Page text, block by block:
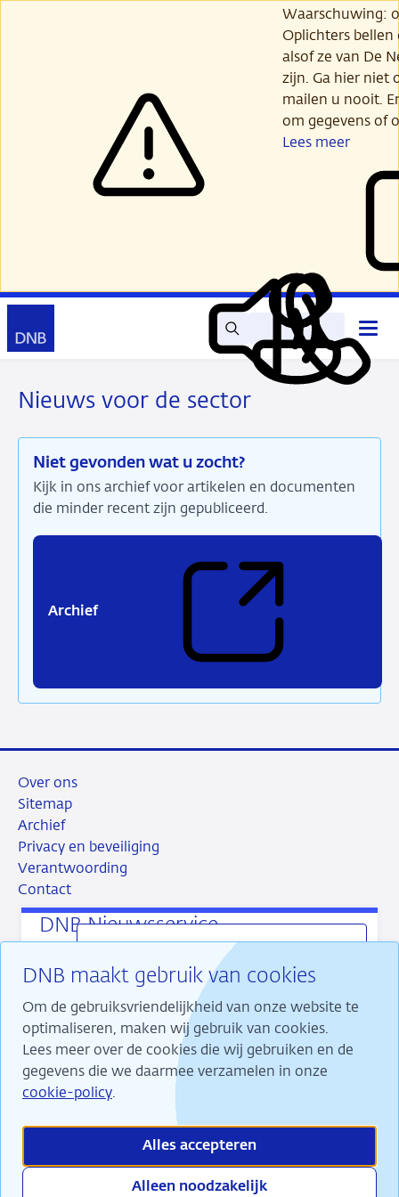
Waarschuwing:
Oplichters
alsof ze van De
zijn. Ga hier niet
mailen u nooit.
om gegevens of
Lees meer
Zoek Lees
voor
Mijn
DNB
Contact
DNB Nieuwsservice
Ons laatste nieuws direct in uw mail
ontvangen? Dat kan met de DNB Nieuwsservice.
U kiest zelf welk soort nieuws u ontvangt en
hoe vaak.
Banner
Nieuws voor de sector
Niet gevonden wat u zocht?
Kijk in ons archief voor artikelen en documenten
die minder recent zijn gepubliceerd.
Archief
externe
site)
DNB maakt gebruik van cookies
Om de gebruiksvriendelijkheid van onze website te
optimaliseren, maken wij gebruik van cookies.
Lees meer over de cookies die wij gebruiken en de
gegevens die we daarmee verzamelen in onze
cookie-policy.
Alles accepteren
Alleen noodzakelijk
Over ons
Sitemap
Archief
Privacy en beveiliging
Verantwoording
Contact
RSS InstagramLinkedin
X
Wij maken ons sterk voor financiële stabiliteit en
dragen daarmee bij aan duurzame welvaart in